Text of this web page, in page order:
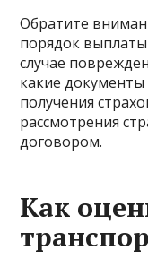
Обратите
порядок
случае
какие
получения
рассмотрения
договором.
Как